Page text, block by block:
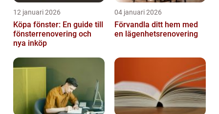
12 januari 2026
Köpa fönster: En guide till
fönsterrenovering och
nya inköp
04 januari 2026
Förvandla ditt hem med
en lägenhetsrenovering